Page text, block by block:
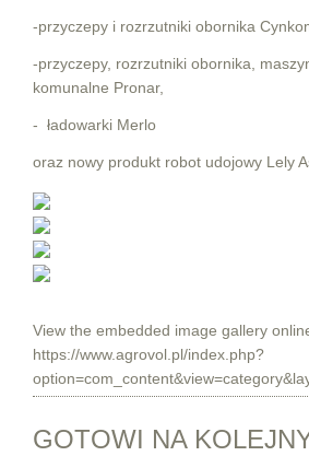
-przyczepy i rozrzutniki obornika
-przyczepy, rozrzutniki obornika,
komunalne Pronar,
- ładowarki Merlo
oraz nowy produkt robot udojowy Lely
View the embedded image gallery
https://www.agrovol.pl/index.php?
GOTOWI NA